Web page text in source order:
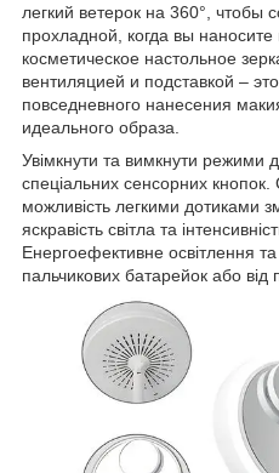
легкий ветерок на 360°, чтобы
прохладной, когда вы
косметическое настольное
вентиляцией и подставкой –
повседневного нанесения
идеального образа.
Увімкнути та вимкнути
спеціальних сенсорних
можливість легкими дотиками
яскравість світла та
Енергоефективне освітлення
пальчикових батарейок або